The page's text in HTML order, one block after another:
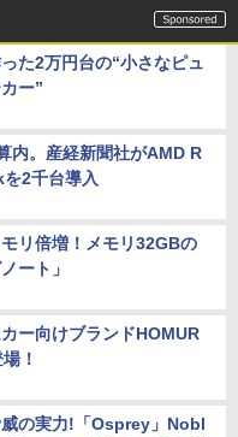
た2万円台の“小さなピュ
ー”
内。産経新聞社がAMD R
2千台導入
リ倍増！メモリ32GBの
ート」
ー向けブランドHOMUR
！
の実力!「Osprey」Nobl